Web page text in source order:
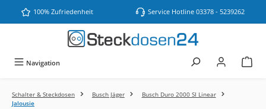
Zum Hauptinhalt springen
100% Zufriedenheit Service Hotline 03378 - 5239262
Navigation
Schalter & Steckdosen Busch Jäger
Busch Duro 2000 SI Linear
Jalousie